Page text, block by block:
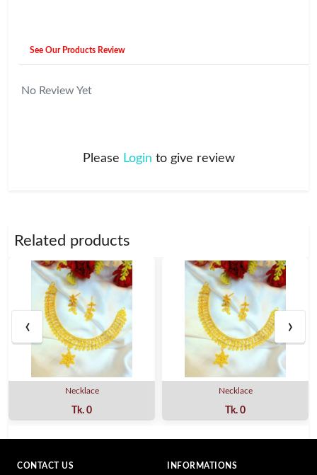
See Our Products Review
No Review Yet
Please Login to give review
Related products
Necklace
Tk. 0
Necklace
Tk. 0
‹ ›
CONTACT US INFORMATIONS